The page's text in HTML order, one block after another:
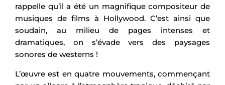
rappelle qu’il a été un magnifique compositeur de
musiques de films à Hollywood. C’est ainsi que
soudain, au milieu de pages intenses et
dramatiques, on s’évade vers des paysages
sonores de westerns !
L’œuvre est en quatre mouvements, commençant